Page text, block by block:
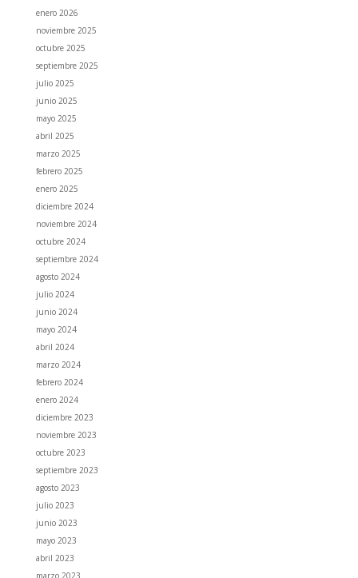
enero 2026
noviembre 2025
octubre 2025
septiembre 2025
julio 2025
junio 2025
mayo 2025
abril 2025
marzo 2025
febrero 2025
enero 2025
diciembre 2024
noviembre 2024
octubre 2024
septiembre 2024
agosto 2024
julio 2024
junio 2024
mayo 2024
abril 2024
marzo 2024
febrero 2024
enero 2024
diciembre 2023
noviembre 2023
octubre 2023
septiembre 2023
agosto 2023
julio 2023
junio 2023
mayo 2023
abril 2023
marzo 2023